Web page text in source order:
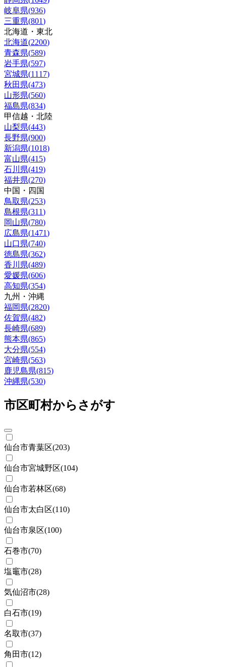
岐阜県(936)
三重県(801)
北海道・東北
北海道(2200)
青森県(589)
岩手県(597)
宮城県(1117)
秋田県(473)
山形県(560)
福島県(834)
甲信越・北陸
山梨県(443)
長野県(900)
新潟県(1018)
富山県(415)
石川県(419)
福井県(270)
中国・四国
鳥取県(253)
島根県(311)
岡山県(780)
広島県(1471)
山口県(740)
徳島県(362)
香川県(489)
愛媛県(606)
高知県(354)
九州・沖縄
福岡県(2820)
佐賀県(482)
長崎県(689)
熊本県(865)
大分県(554)
宮崎県(563)
鹿児島県(815)
沖縄県(530)
市区町村からさがす
仙台市青葉区(203)
仙台市宮城野区(104)
仙台市若林区(68)
仙台市太白区(110)
仙台市泉区(100)
石巻市(70)
塩竈市(28)
気仙沼市(28)
白石市(19)
名取市(37)
角田市(12)